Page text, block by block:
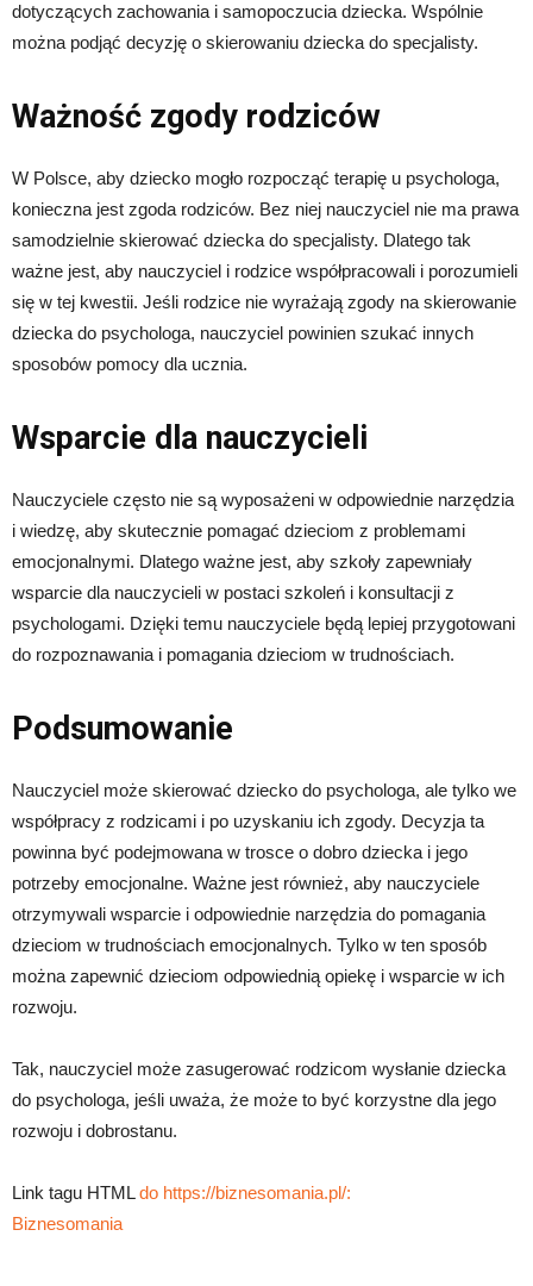
dotyczących zachowania i samopoczucia dziecka. Wspólnie
można podjąć decyzję o skierowaniu dziecka do specjalisty.
Ważność zgody rodziców
W Polsce, aby dziecko mogło rozpocząć terapię u psychologa,
konieczna jest zgoda rodziców. Bez niej nauczyciel nie ma prawa
samodzielnie skierować dziecka do specjalisty. Dlatego tak
ważne jest, aby nauczyciel i rodzice współpracowali i porozumieli
się w tej kwestii. Jeśli rodzice nie wyrażają zgody na skierowanie
dziecka do psychologa, nauczyciel powinien szukać innych
sposobów pomocy dla ucznia.
Wsparcie dla nauczycieli
Nauczyciele często nie są wyposażeni w odpowiednie narzędzia
i wiedzę, aby skutecznie pomagać dzieciom z problemami
emocjonalnymi. Dlatego ważne jest, aby szkoły zapewniały
wsparcie dla nauczycieli w postaci szkoleń i konsultacji z
psychologami. Dzięki temu nauczyciele będą lepiej przygotowani
do rozpoznawania i pomagania dzieciom w trudnościach.
Podsumowanie
Nauczyciel może skierować dziecko do psychologa, ale tylko we
współpracy z rodzicami i po uzyskaniu ich zgody. Decyzja ta
powinna być podejmowana w trosce o dobro dziecka i jego
potrzeby emocjonalne. Ważne jest również, aby nauczyciele
otrzymywali wsparcie i odpowiednie narzędzia do pomagania
dzieciom w trudnościach emocjonalnych. Tylko w ten sposób
można zapewnić dzieciom odpowiednią opiekę i wsparcie w ich
rozwoju.
Tak, nauczyciel może zasugerować rodzicom wysłanie dziecka
do psychologa, jeśli uważa, że może to być korzystne dla jego
rozwoju i dobrostanu.
Link tagu HTMLdo https://biznesomania.pl/:
Biznesomania